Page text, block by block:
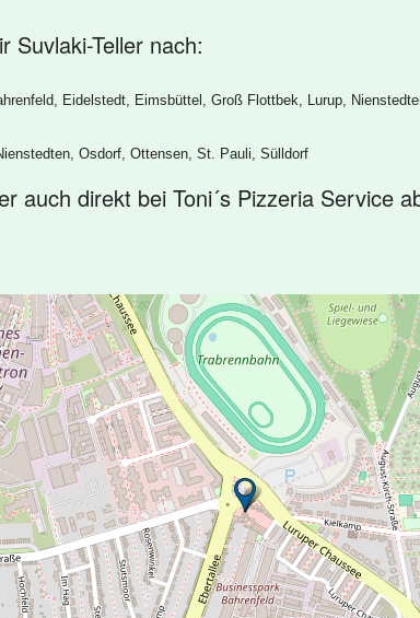
Suvlaki-Teller nach:
Eidelstedt, Eimsbüttel, Groß Flottbek, Lurup,
Osdorf, Ottensen, St. Pauli, Sülldorf
auch direkt bei Toni´s Pizzeria Service